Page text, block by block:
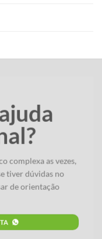
complexa as vezes,
tiver dúvidas no
de orientação